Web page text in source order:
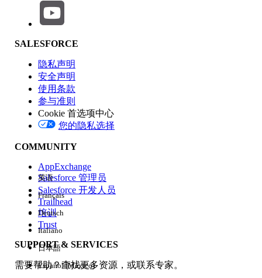
功能影响
版本
体验
SALESFORCE
隐私声明
安全声明
使用条款
参与准则
Cookie 首选项中心
您的隐私选择
COMMUNITY
AppExchange
Salesforce 管理员
Salesforce 开发人员
Trailhead
培训
Trust
SUPPORT & SERVICES
需要帮助？查找更多资源，或联系专家。
英语
Français
Deutsch
Italiano
日本語
Español (México)